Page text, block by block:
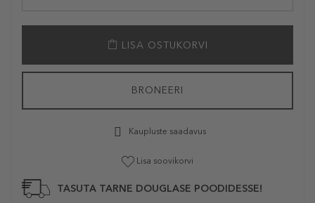
LISA OSTUKORVI
BRONEERI
Kaupluste saadavus
Lisa soovikorvi
TASUTA TARNE DOUGLASE POODIDESSE!